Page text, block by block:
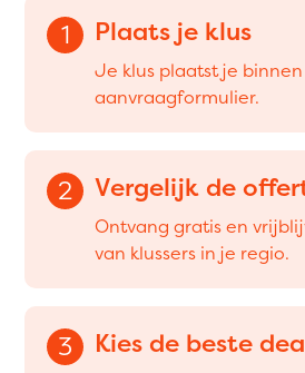
1 Plaats je klus
Je klus plaatst je
aanvraagformulier.
2 Vergelijk de
Ontvang gratis en
van klussers in je regio.
3 Kies de beste